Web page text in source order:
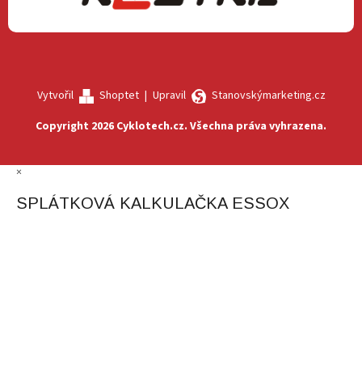
Vytvořil Shoptet| Upravil
Stanovskýmarketing.cz
Copyright 2026 Cyklotech.cz. Všechna práva vyhrazena.
×
SPLÁTKOVÁ KALKULAČKA ESSOX